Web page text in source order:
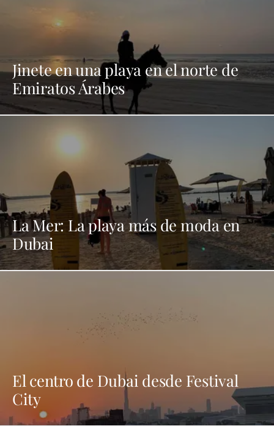
Jinete en una playa en el norte de
Emiratos Árabes
La Mer: La playa más de moda en
Dubai
El centro de Dubai desde Festival
City